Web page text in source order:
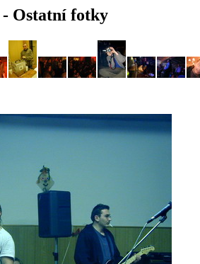
- Ostatní fotky